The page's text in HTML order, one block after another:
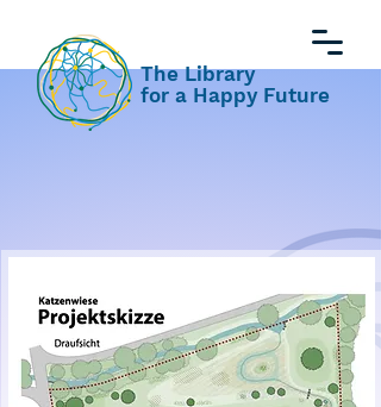
The Library
for a Happy Future